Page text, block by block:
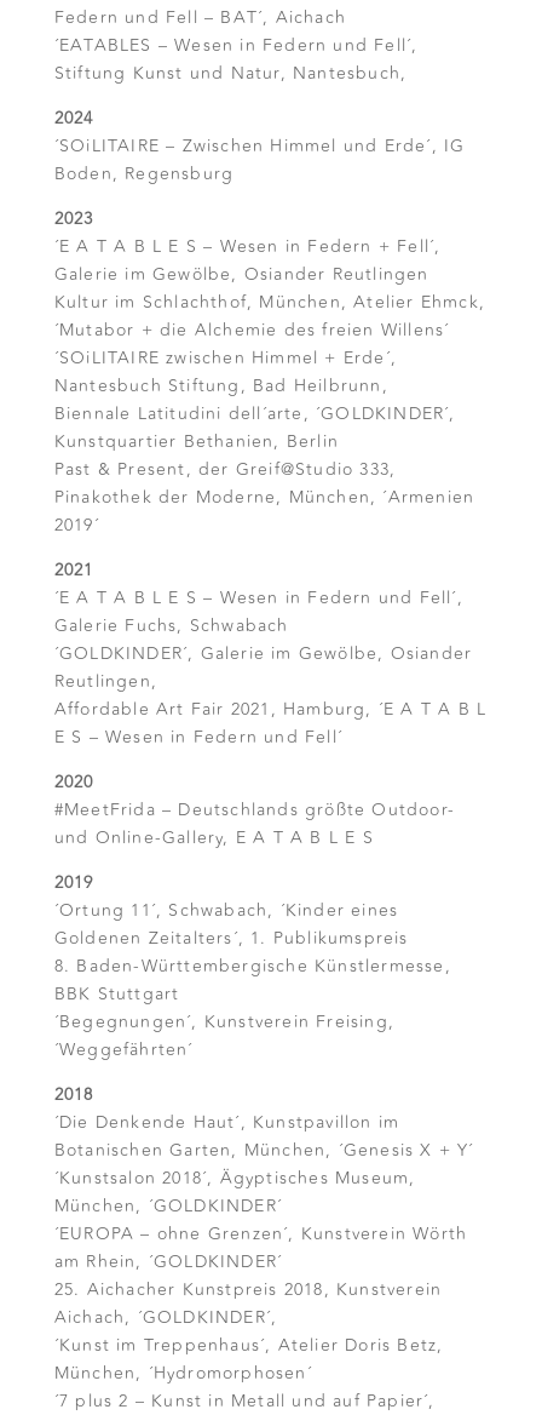
Federn und Fell – BAT´, Aichach
´EATABLES – Wesen in Federn und Fell´,
Stiftung Kunst und Natur, Nantesbuch,
2024
´SOiLITAIRE – Zwischen Himmel und Erde´, IG
Boden, Regensburg
2023
´E A T A B L E S – Wesen in Federn + Fell´,
Galerie im Gewölbe, Osiander Reutlingen
Kultur im Schlachthof, München, Atelier Ehmck,
´Mutabor + die Alchemie des freien Willens´
´SOiLITAIRE zwischen Himmel + Erde´,
Nantesbuch Stiftung, Bad Heilbrunn,
Biennale Latitudini dell´arte, ´GOLDKINDER´,
Kunstquartier Bethanien, Berlin
Past & Present, der Greif@Studio 333,
Pinakothek der Moderne, München, ´Armenien
2019´
2021
´E A T A B L E S – Wesen in Federn und Fell´,
Galerie Fuchs, Schwabach
´GOLDKINDER´, Galerie im Gewölbe, Osiander
Reutlingen,
Affordable Art Fair 2021, Hamburg, ´E A T A B L
E S – Wesen in Federn und Fell´
2020
#MeetFrida – Deutschlands größte Outdoor-
und Online-Gallery, E A T A B L E S
2019
´Ortung 11´, Schwabach, ´Kinder eines
Goldenen Zeitalters´, 1. Publikumspreis
8. Baden-Württembergische Künstlermesse,
BBK Stuttgart
´Begegnungen´, Kunstverein Freising,
´Weggefährten´
2018
´Die Denkende Haut´, Kunstpavillon im
Botanischen Garten, München, ´Genesis X + Y´
´Kunstsalon 2018´, Ägyptisches Museum,
München, ´GOLDKINDER´
´EUROPA – ohne Grenzen´, Kunstverein Wörth
am Rhein, ´GOLDKINDER´
25. Aichacher Kunstpreis 2018, Kunstverein
Aichach, ´GOLDKINDER´,
´Kunst im Treppenhaus´, Atelier Doris Betz,
München, ´Hydromorphosen´
´7 plus 2 – Kunst in Metall und auf Papier´,